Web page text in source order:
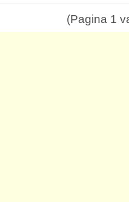
(Pagina 1